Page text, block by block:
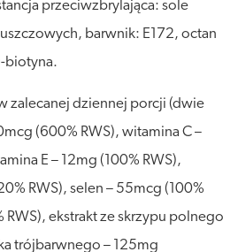
przeciwzbrylająca: sole
barwnik: E172, octan
biotyna.
zalecanej dziennej porcji (dwie
(600% RWS), witamina C –
E – 12mg (100% RWS),
RWS), selen – 55mcg (100%
RWS), ekstrakt ze skrzypu polnego
trójbarwnego – 125mg